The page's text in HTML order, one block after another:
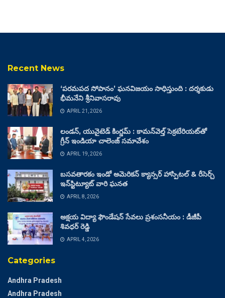
Recent News
‘పరమపద సోపానం’ ఘనవిజయం సాధిస్తుంది : దర్శకుడు
భీమనేని శ్రీనివాసరావు
APRIL 21, 2026
లండన్, యునైటెడ్ కింగ్డమ్ : కామన్‌వెల్త్ సెక్రటేరియట్‌తో
గ్రీన్ ఇండియా చాలెంజ్ సమావేశం
APRIL 19, 2026
బసవతారకం ఇండో అమెరికన్ క్యాన్సర్ హాస్పిటల్ & రీసెర్చ్
ఇన్‌స్టిట్యూట్ వారి ఘనత
APRIL 8, 2026
అక్షయ విద్యా ఫౌండేషన్ సేవలు ప్రశంసనీయం : డీజీపీ
శివధర్ రెడ్డి
APRIL 4, 2026
Categories
Andhra Pradesh
Andhra Pradesh